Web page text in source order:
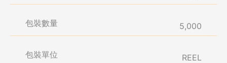
包裝數量 5,000
包裝單位 REEL